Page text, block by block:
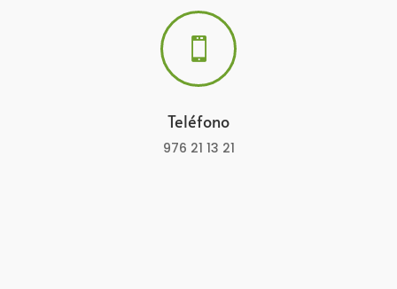

Teléfono
976 21 13 21